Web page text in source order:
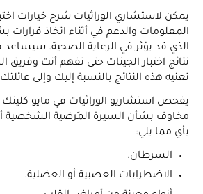
يمكن لاستشاري الوِراثيات شرح خيارات
المعلومات والدعم في أثناء اتخاذ قرارات
الذي قد يؤثر في الرعاية الصحية. سيساعد
نتائج اختبار الجينات حتى تفهم أنت وفريق
تعنيه هذه النتائج بالنسبة إليك وإلى
يفحص استشاريو الوِراثيات في مايو
مخاوف بشأن السيرة المَرضية الشخصية أو
بأي مما يلي:
السرطان.
الاضطرابات العصبية أو العضلية.